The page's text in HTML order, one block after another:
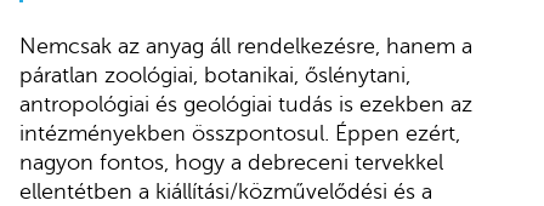
Nemcsak az anyag áll rendelkezésre, hanem a
páratlan zoológiai, botanikai, őslénytani,
antropológiai és geológiai tudás is ezekben az
intézményekben összpontosul. Éppen ezért,
nagyon fontos, hogy a debreceni tervekkel
ellentétben a kiállítási/közművelődési és a